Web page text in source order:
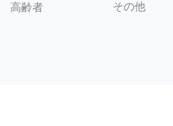
高齢者 その他